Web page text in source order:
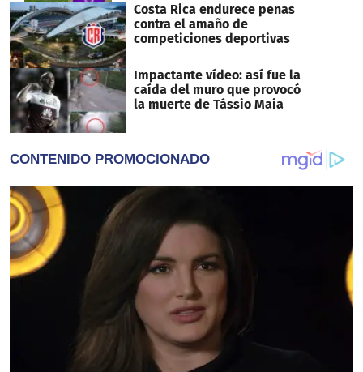
Costa Rica endurece penas
contra el amaño de
competiciones deportivas
Impactante vídeo: así fue la
caída del muro que provocó
la muerte de Tássio Maia